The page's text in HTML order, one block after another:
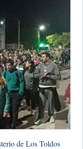
de Los Toldos